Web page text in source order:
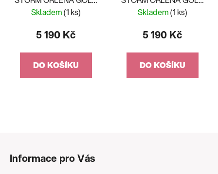
RED
Skladem(1 ks)
5 190 Kč
DO KOŠÍKU
PINK
Skladem(1 ks)
5 190 Kč
DO KOŠÍKU
Informace pro Vás